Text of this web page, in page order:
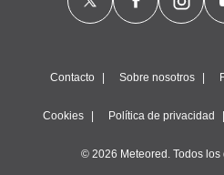
Contacto Sobre nosotros
Cookies Política de privacidad
© 2026 Meteored. Todos